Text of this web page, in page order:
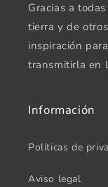
Gracias a
tierra y de
inspiración
transmitirla en
Información
Políticas de
Aviso legal